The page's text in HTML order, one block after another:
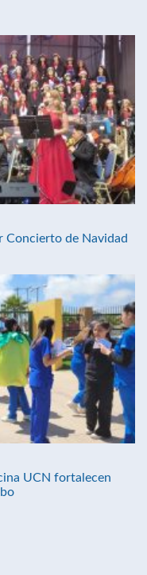
Concierto de Navidad
UCN fortalecen